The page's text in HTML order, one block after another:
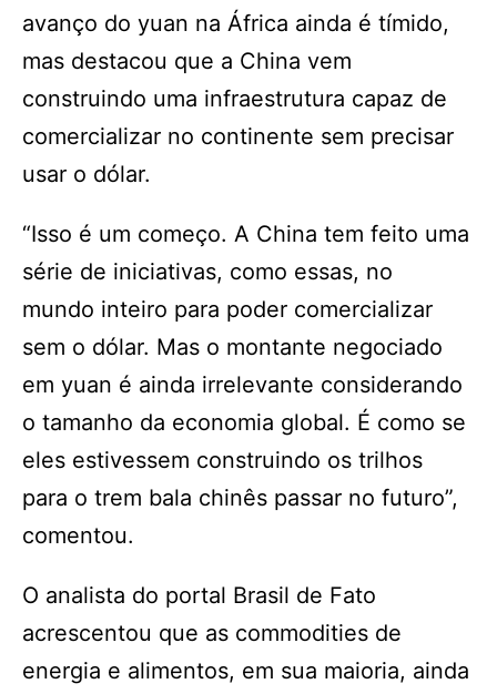
avanço do yuan na África ainda é tímido,
mas destacou que a China vem
construindo uma infraestrutura capaz de
comercializar no continente sem precisar
usar o dólar.
“Isso é um começo. A China tem feito uma
série de iniciativas, como essas, no
mundo inteiro para poder comercializar
sem o dólar. Mas o montante negociado
em yuan é ainda irrelevante considerando
o tamanho da economia global. É como se
eles estivessem construindo os trilhos
para o trem bala chinês passar no futuro”,
comentou.
O analista do portal Brasil de Fato
acrescentou que as commodities de
energia e alimentos, em sua maioria, ainda